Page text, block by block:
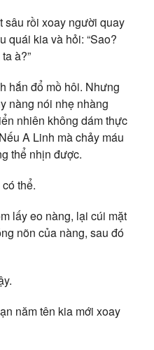
sâu rồi xoay người quay
quái kia và hỏi: “Sao?
à?”
hắn đổ mồ hôi. Nhưng
nàng nói nhẹ nhàng
nhiên không dám thực
A Linh mà chảy máu
thể nhịn được.
thể.
lấy eo nàng, lại cúi mặt
nõn của nàng, sau đó
năm tên kia mới xoay